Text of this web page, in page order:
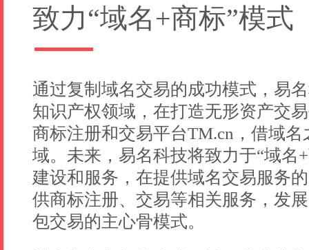
致力“域名+商标”模式
通过复制域名交易的成功模式，易
知识产权领域，在打造无形资产交
商标注册和交易平台TM.cn，借域
域。未来，易名科技将致力于“域名
建设和服务，在提供域名交易服务
供商标注册、交易等相关服务，发
包交易的主心骨模式。
秀!终身金牌和免费活动开启!
新三板挂牌上市 2015年度净利润为2795万 2017.07.09 APP
2017.07.09 GDS2017
2017.07.09 GDS2017
2017.07.09 GDS2017